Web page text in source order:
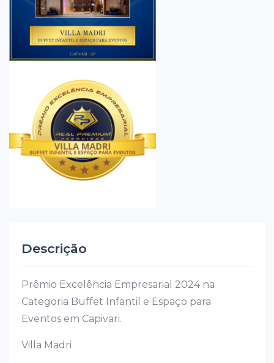
Descrição
Prêmio Excelência Empresarial 2024 na
Categoria Buffet Infantil e Espaço para
Eventos em Capivari.
Villa Madri